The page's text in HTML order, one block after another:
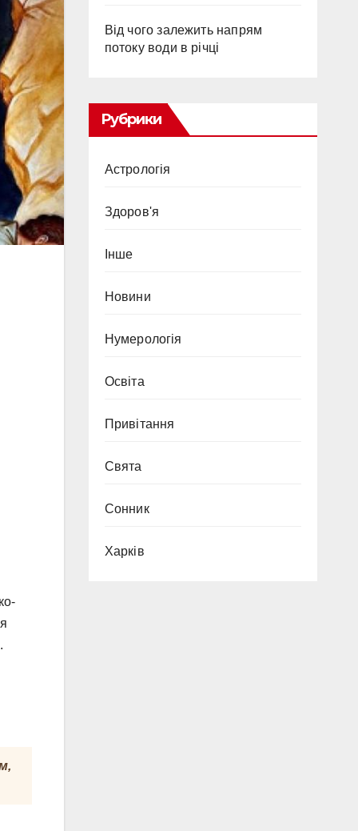
Від чого залежить напрям
потоку води в річці
Рубрики
Астрологія
Здоров'я
Інше
Новини
Нумерологія
Освіта
Привітання
Свята
Сонник
Харків